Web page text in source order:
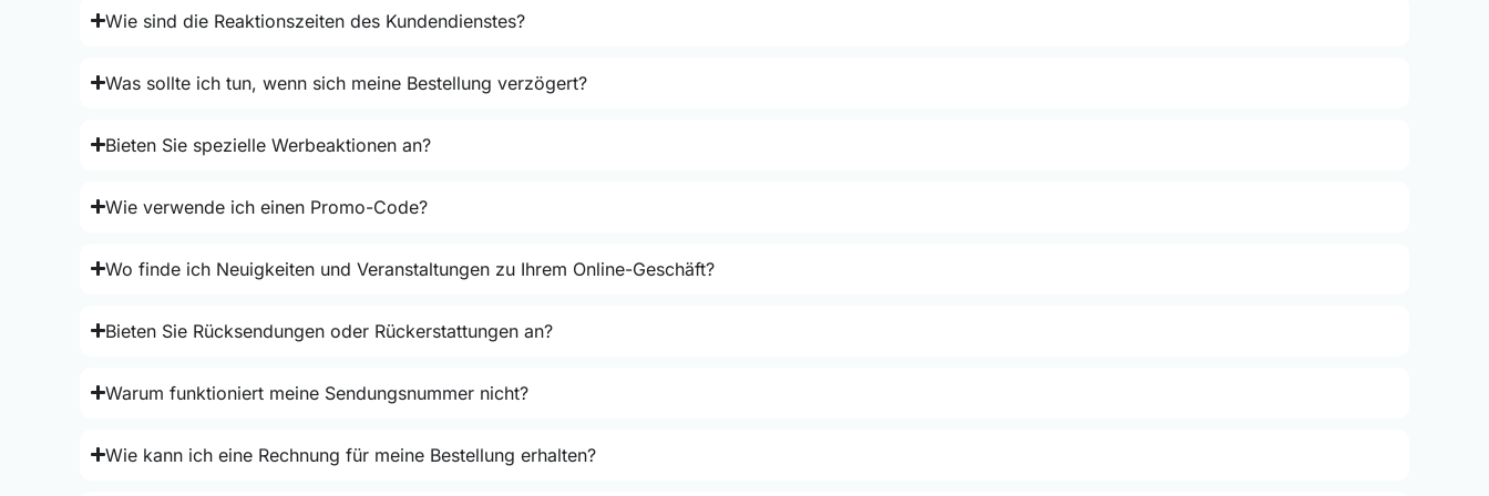
Wie sind die Reaktionszeiten des Kundendienstes?
Was sollte ich tun, wenn sich meine Bestellung verzögert?
Bieten Sie spezielle Werbeaktionen an?
Wie verwende ich einen Promo-Code?
Wo finde ich Neuigkeiten und Veranstaltungen zu Ihrem Online-Geschäft?
Bieten Sie Rücksendungen oder Rückerstattungen an?
Warum funktioniert meine Sendungsnummer nicht?
Wie kann ich eine Rechnung für meine Bestellung erhalten?